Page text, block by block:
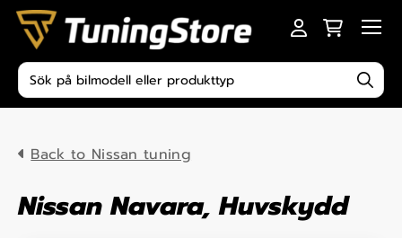
Skip to content
Produktsökning
Back to Nissan tuning
Nissan Navara, Huvskydd